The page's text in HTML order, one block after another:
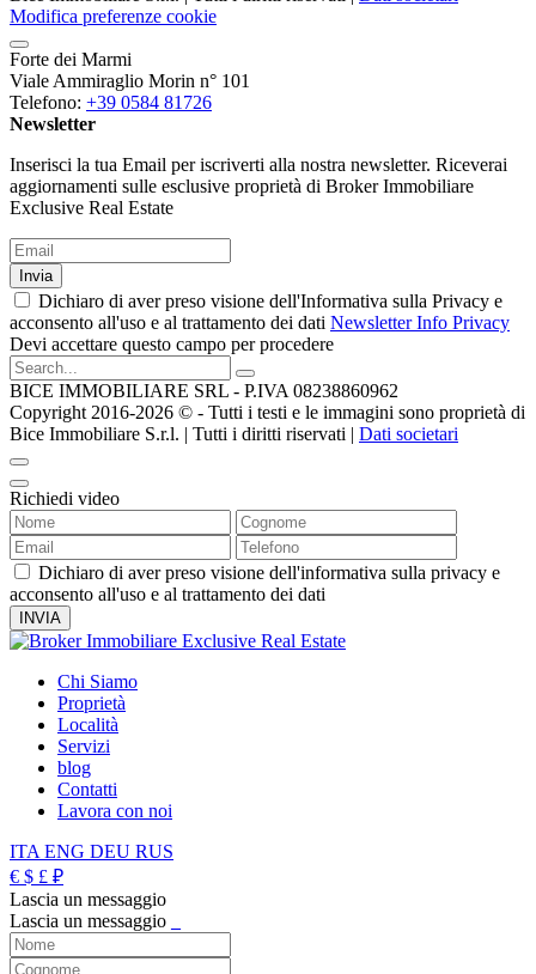
Modifica preferenze cookie
Forte dei Marmi
Viale Ammiraglio Morin n° 101
Telefono: +39 0584 81726
Newsletter
Inserisci la tua Email per iscriverti alla nostra newsletter. Riceverai
aggiornamenti sulle esclusive proprietà di Broker Immobiliare
Exclusive Real Estate
Invia
Dichiaro di aver preso visione dell'Informativa sulla Privacy e
acconsento all'uso e al trattamento dei dati Newsletter Info Privacy
Devi accettare questo campo per procedere
BICE IMMOBILIARE SRL - P.IVA 08238860962
Copyright 2016-2026 ©️ - Tutti i testi e le immagini sono proprietà di
Bice Immobiliare S.r.l. | Tutti i diritti riservati | Dati societari
Richiedi video
Dichiaro di aver preso visione dell'informativa sulla privacy e
acconsento all'uso e al trattamento dei dati
Chi Siamo
Proprietà
Località
Servizi
blog
Contatti
Lavora con noi
ITAENG DEU RUS
€ $ £ ₽
Lascia un messaggio
Lascia un messaggio